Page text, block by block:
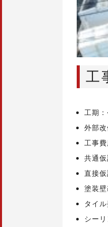
工
工期
外部改
工事
共通
直接
塗装
タイ
シー